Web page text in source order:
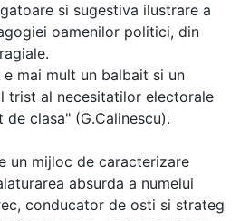
si sugestiva ilustrare a
oamenilor politici, din
e mai mult un balbait si un
trist al necesitatilor electorale
clasa" (G.Calinescu).
un mijloc de caracterizare
absurda a numelui
conducator de osti si strateg